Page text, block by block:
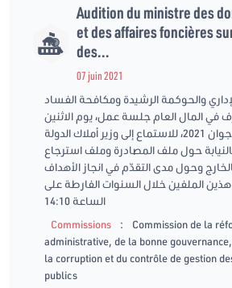
Audition du ministre des
et des affaires foncières
des...
07 juin 2021
والحوكمة الرشيدة ومكافحة الفساد
في المال العام جلسة عمل، يوم الاثنين
الموافق ل 07 جوان 2021، للاستماع إلى وزير أملاك الدولة
حول ملف المصادرة وملف استرجاع
وحول مدى التقدّم في انجاز الأهداف
الملفين خلال السنوات الفارطة على
الساعة 14:10
Commissions
:
Commission de la
administrative, de la bonne
la corruption et du contrôle de gestion
publics